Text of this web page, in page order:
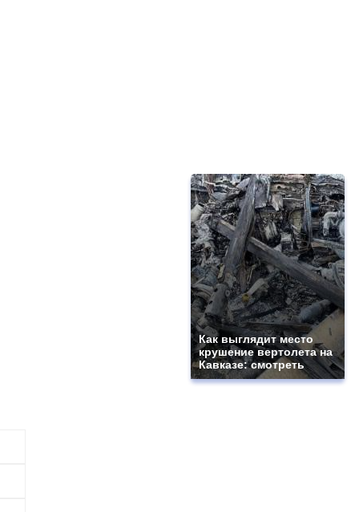
Как выглядит место
крушение вертолета на
Кавказе: смотреть